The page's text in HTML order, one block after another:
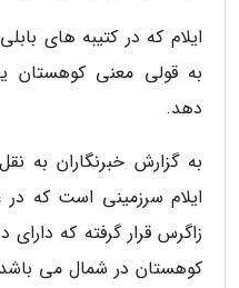
ایلام که در کتیبه های
به قولی معنی کوهستان
دهد.
به گزارش خبرنگاران به
ایلام سرزمینی است که
زاگرس قرار گرفته که
کوهستان در شمال می